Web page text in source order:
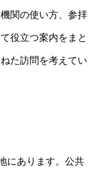
関の使い方、参拝
役立つ案内をまと
た訪問を考えてい
にあります。公共